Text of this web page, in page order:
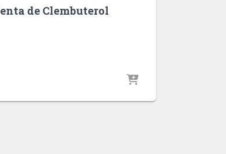
de Clembuterol